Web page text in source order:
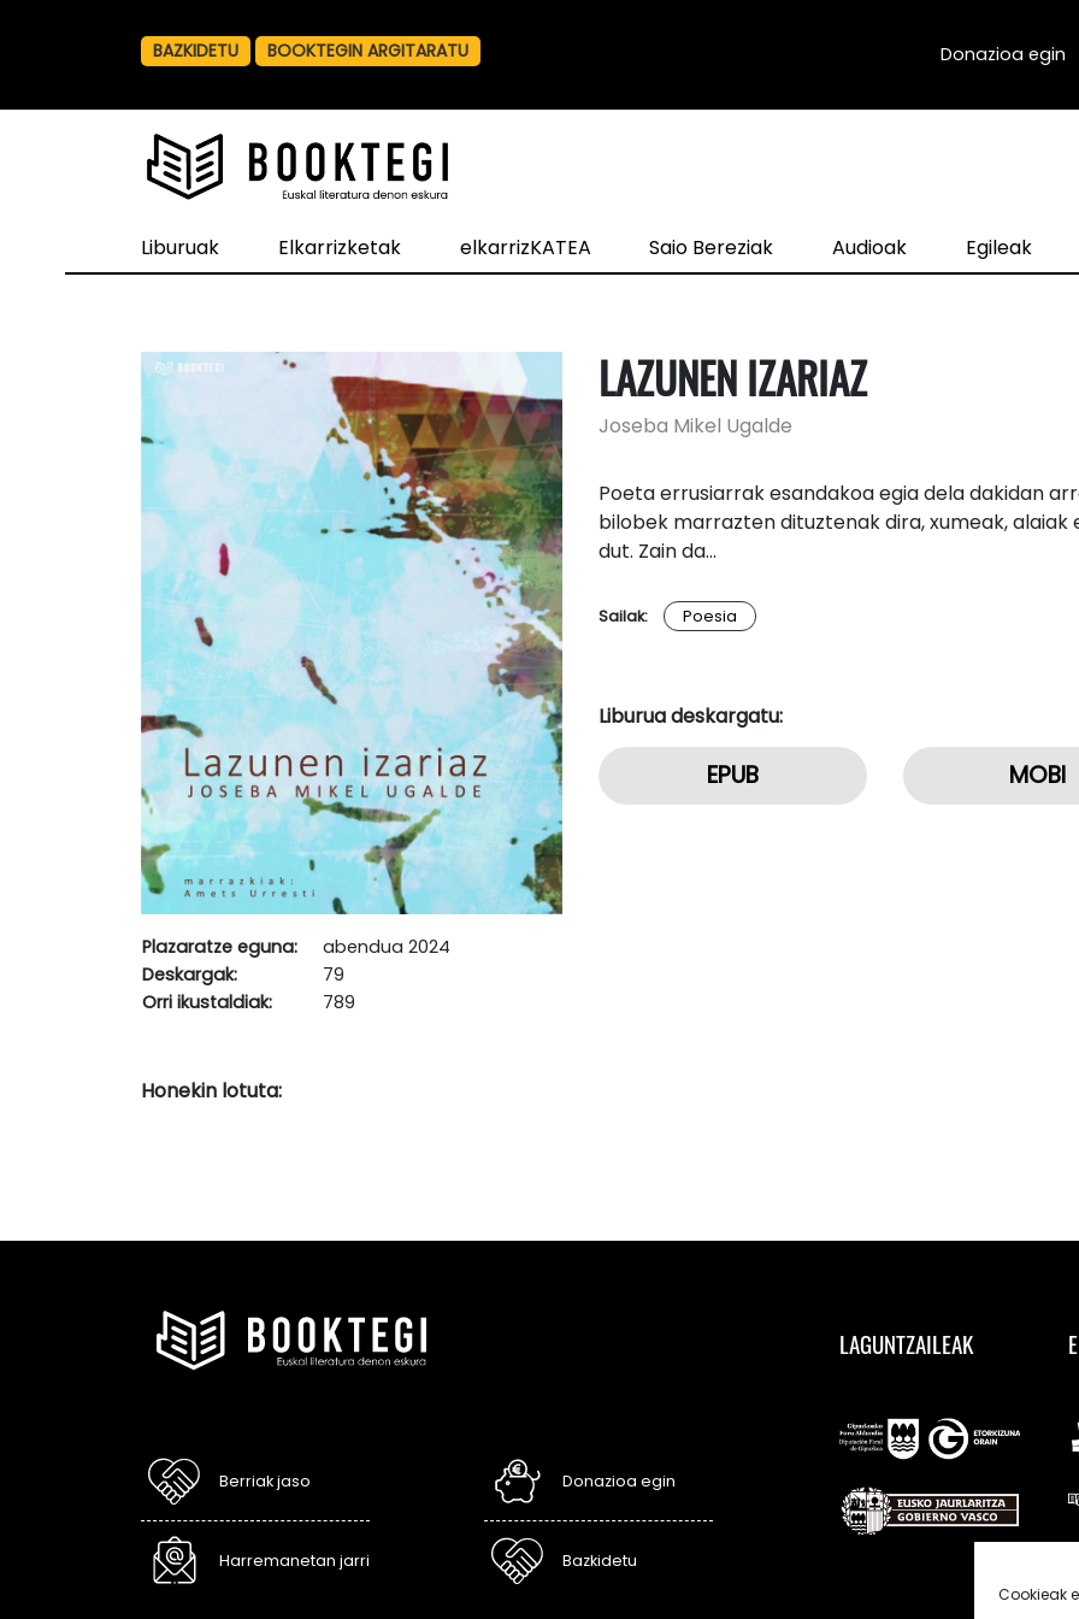
Cookieak
BAZKIDETU BOOKTEGIN ARGITARATU Donazioa egin
Liburuak Elkarrizketak elkarrizKATEA Saio Bereziak Audioak Egileak
Plazaratze eguna:
abendua 2024
Deskargak:
79
Orri ikustaldiak:
789
LAZUNEN IZARIAZ
Joseba Mikel Ugalde
Poeta errusiarrak esandakoa egia dela dakidan
bilobek marrazten dituztenak dira, xumeak,
dut. Zain da…
Sailak: Poesia
Liburua deskargatu:
EPUB MOBI
Honekin lotuta:
Berriak jaso
Harremanetan jarri
Donazioa egin
Bazkidetu
LAGUNTZAILEAK